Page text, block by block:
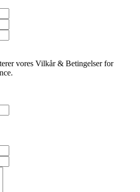
vores Vilkår & Betingelser for